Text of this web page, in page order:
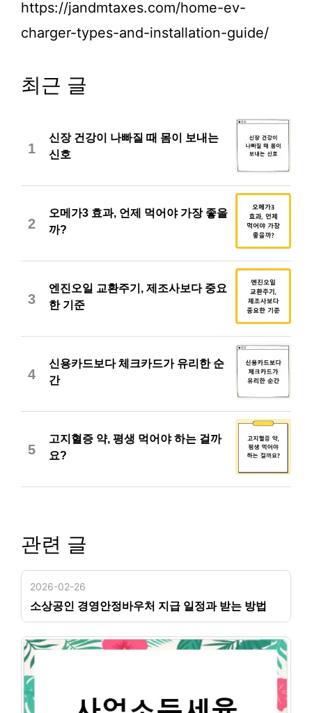
https://jandmtaxes.com/home-ev-
charger-types-and-installation-guide/
최근 글
1
신장 건강이 나빠질 때 몸이 보내는
신호
2
오메가3 효과, 언제 먹어야 가장 좋을
까?
3
엔진오일 교환주기, 제조사보다 중요
한 기준
4
신용카드보다 체크카드가 유리한 순
간
5
고지혈증 약, 평생 먹어야 하는 걸까
요?
관련 글
2026-02-26
소상공인 경영안정바우처 지급 일정과 받는 방법